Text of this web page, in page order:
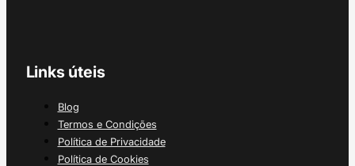
Links úteis
Blog
Termos e Condições
Política de Privacidade
Política de Cookies